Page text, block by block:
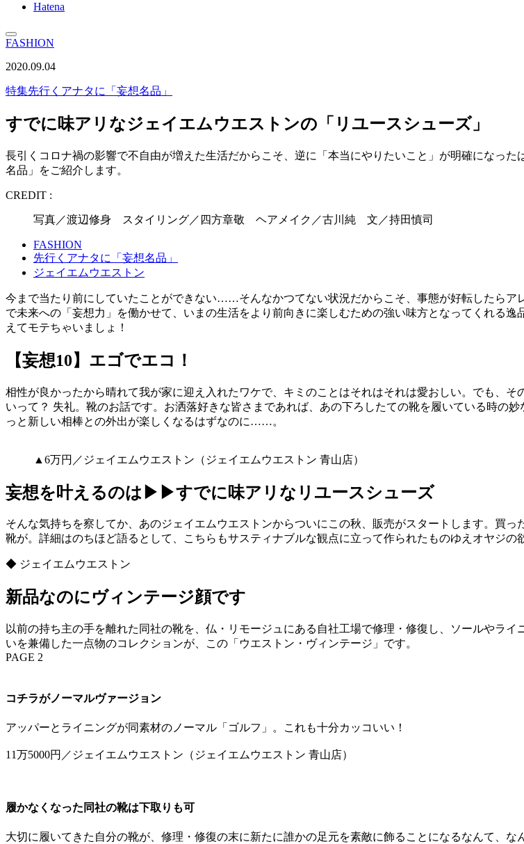
Hatena
FASHION
2020.09.04
特集先行くアナタに「妄想名品」
すでに味アリなジェイエムウエストンの「リユースシューズ」
長引くコロナ禍の影響で不自由が増えた生活だからこそ、逆に「本当にやりたいこと」が明確になっ
名品」をご紹介します。
CREDIT :
写真／渡辺修身 スタイリング／四方章敬 ヘアメイク／古川純 文／持田慎司
FASHION
先行くアナタに「妄想名品」
ジェイエムウエストン
今まで当たり前にしていたことができない……そんなかつてない状況だからこそ、事態が好転したらア
で未来への「妄想力」を働かせて、いまの生活をより前向きに楽しむための強い味方となってくれる
えてモテちゃいましょ！
【妄想10】エゴでエコ！
相性が良かったから晴れて我が家に迎え入れたワケで、キミのことはそれはそれは愛おしい。でも、
いって？ 失礼。靴のお話です。お洒落好きな皆さまであれば、あの下ろしたての靴を履いている時の
っと新しい相棒との外出が楽しくなるはずなのに……。
▲6万円／ジェイエムウエストン（ジェイエムウエストン 青山店）
妄想を叶えるのは▶▶すでに味アリなリユースシューズ
そんな気持ちを察してか、あのジェイエムウエストンからついにこの秋、販売がスタートします。買
靴が。詳細はのちほど語るとして、こちらもサスティナブルな観点に立って作られたものゆえオヤジ
◆ ジェイエムウエストン
新品なのにヴィンテージ顔です
以前の持ち主の手を離れた同社の靴を、仏・リモージュにある自社工場で修理・修復し、ソールやラ
いを兼備した一点物のコレクションが、この「ウエストン・ヴィンテージ」です。
PAGE 2
コチラがノーマルヴァージョン
アッパーとライニングが同素材のノーマル「ゴルフ」。これも十分カッコいい！
11万5000円／ジェイエムウエストン（ジェイエムウエストン 青山店）
履かなくなった同社の靴は下取りも可
大切に履いてきた自分の靴が、修理・修復の末に新たに誰かの足元を素敵に飾ることになるなんて、